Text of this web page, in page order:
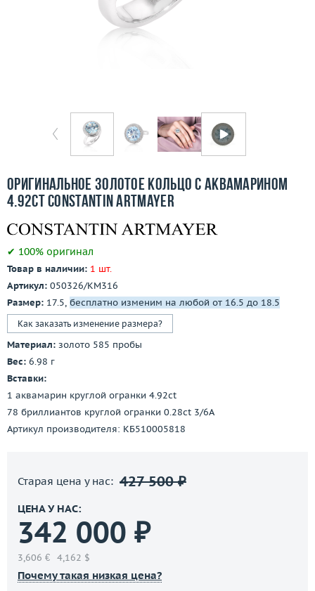
Бесплатная доставка
Контакты
Заказать звонок
Оригинальное золотое кольцо с аквамарином
4.92ct Constantin Artmayer
✔ 100% оригинал
Товар в наличии: 1 шт.
Артикул: 050326/КМ316
Размер: 17.5, бесплатно изменим на любой от 16.5 до 18.5
Как заказать изменение размера?
Материал: золото 585 пробы
Вес: 6.98 г
Вставки:
1 аквамарин круглой огранки 4.92ct
78 бриллиантов круглой огранки 0.28ct 3/6A
Артикул производителя: КБ510005818
Старая цена у нас: 427 500 ₽
ЦЕНА У НАС:
342 000 ₽
3,606 € 4,162 $
Почему такая низкая цена?